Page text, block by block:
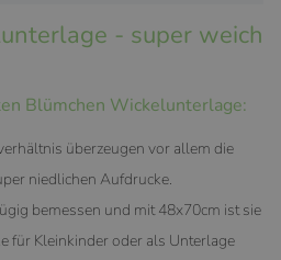
- super weich
Blümchen Wickelunterlage:
überzeugen vor allem die
niedlichen Aufdrucke.
bemessen und mit 48x70cm ist sie
für Kleinkinder oder als Unterlage